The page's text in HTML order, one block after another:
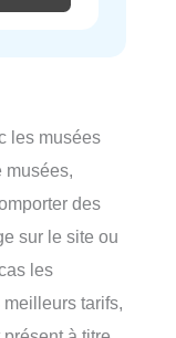
les musées
musées,
des
sur le site ou
les
tarifs,